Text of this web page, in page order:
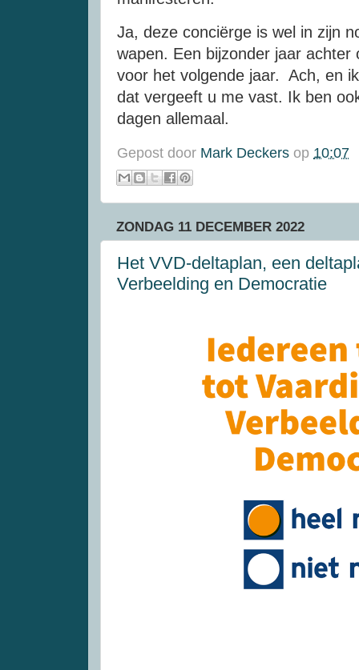
Ja, deze conciërge is wel in zijn
wapen. Een bijzonder jaar
voor het volgende jaar. Ach, en
dat vergeeft u me vast. Ik ben
dagen allemaal.
Gepost door Mark Deckers op 10:07
ZONDAG 11 DECEMBER 2022
Het VVD-deltaplan, een
Verbeelding en Democratie